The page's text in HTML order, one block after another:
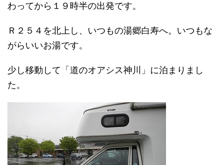
わってから１９時半の出発です。
Ｒ２５４を北上し、いつもの湯郷白寿へ。いつもな
がらいいお湯です。
少し移動して「道のオアシス神川」に泊まりまし
た。